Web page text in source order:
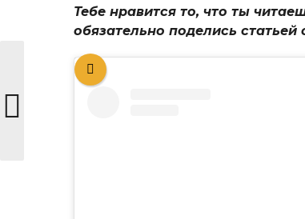
Тебе нравится то, что ты
обязательно поделись статьей